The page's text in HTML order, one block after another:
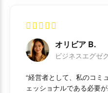
オリビア B.
ビジネスエグゼ
“経営者として、私のコミ
ェッショナルである必要